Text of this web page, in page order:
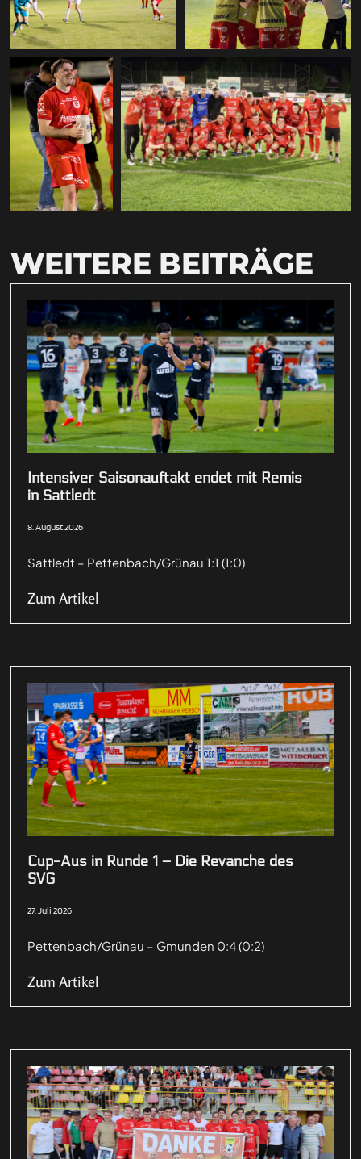
WEITERE BEITRÄGE
Intensiver Saisonauftakt endet mit Remis
in Sattledt
8. August 2026
Sattledt – Pettenbach/Grünau 1:1 (1:0)
Zum Artikel
Cup-Aus in Runde 1 – Die Revanche des
SVG
27. Juli 2026
Pettenbach/Grünau – Gmunden 0:4 (0:2)
Zum Artikel